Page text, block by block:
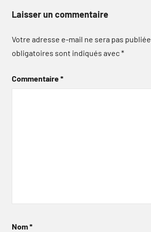
Laisser un commentaire
Votre adresse e-mail ne sera pas publiée.
obligatoires sont indiqués avec*
Commentaire*
Nom*